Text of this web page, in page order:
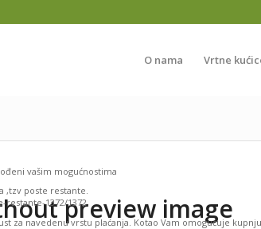
O nama Vrtne
vašim mogućnostima
,tzv poste restante.
1372/1372
za navedenu vrstu plaćanja. Kotao Vam omogućuje
preview image